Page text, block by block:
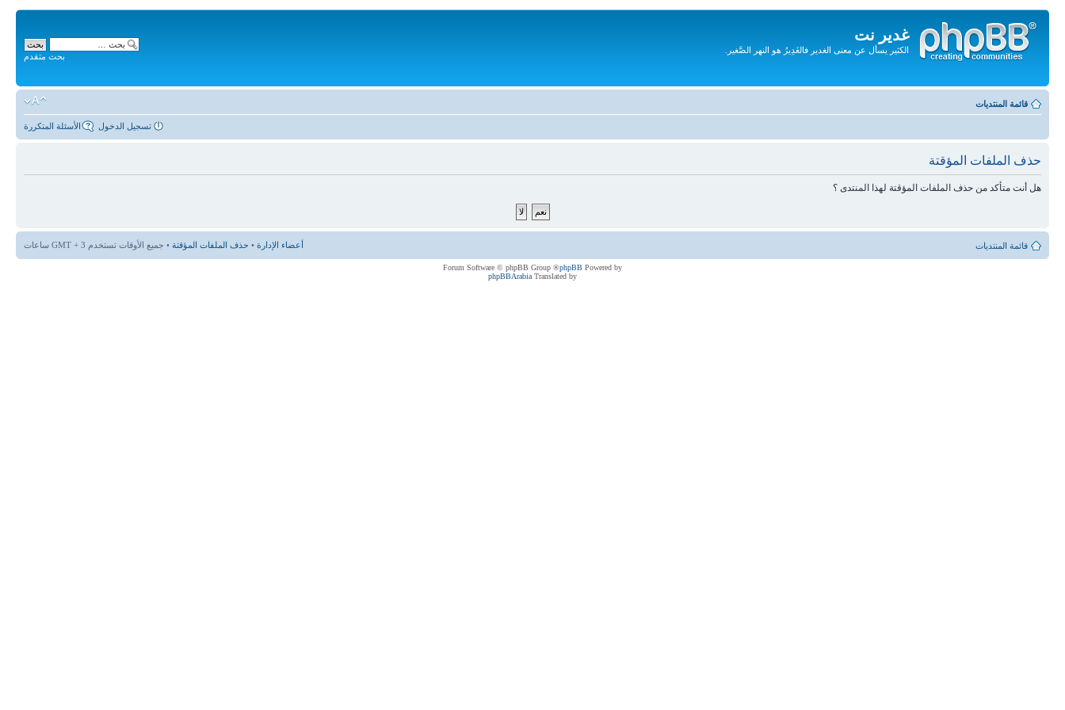
غدير نت
الكثير يسأل عن معنى الغدير فالغَدِيرُ هو النهر الصَّغير.
المحتويات
بحث متقدم
قائمة المنتديات
الأسئلة المتكررة تسجيل الدخول
حذف الملفات المؤقتة
هل أنت متأكد من حذف الملفات المؤقتة لهذا المنتدى ؟
قائمة المنتديات أعضاء الإدارة • حذف الملفات المؤقتة • جميع الأوقات تستخدم GMT + 3 ساعات
Powered by
phpBB
® Forum Software © phpBB Group
Translated by
phpBBArabia